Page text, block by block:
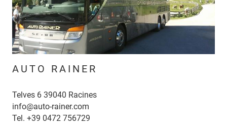
AUTO RAINER
Telves 6 39040 Racines
info@auto-rainer.com
Tel. +39 0472 756729